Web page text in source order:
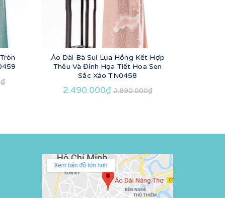
Áo Dài Bà Sui Lụa Hồng Kết Hợp
Thêu Và Đính Họa Tiết Hoa Sen
Sắc Xảo TN0458
2.490.000₫ 2.890.000₫